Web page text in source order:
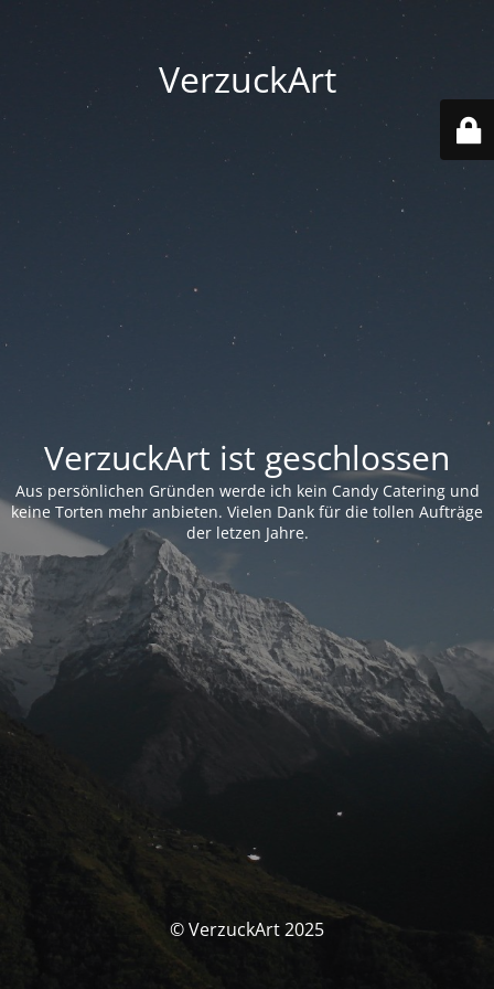
VerzuckArt
VerzuckArt ist geschlossen
Aus persönlichen Gründen werde ich kein Candy Catering und
keine Torten mehr anbieten. Vielen Dank für die tollen Aufträge
der letzen Jahre.
© VerzuckArt 2025